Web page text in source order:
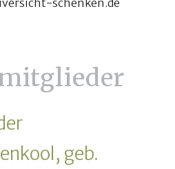
schenken.de
geb.